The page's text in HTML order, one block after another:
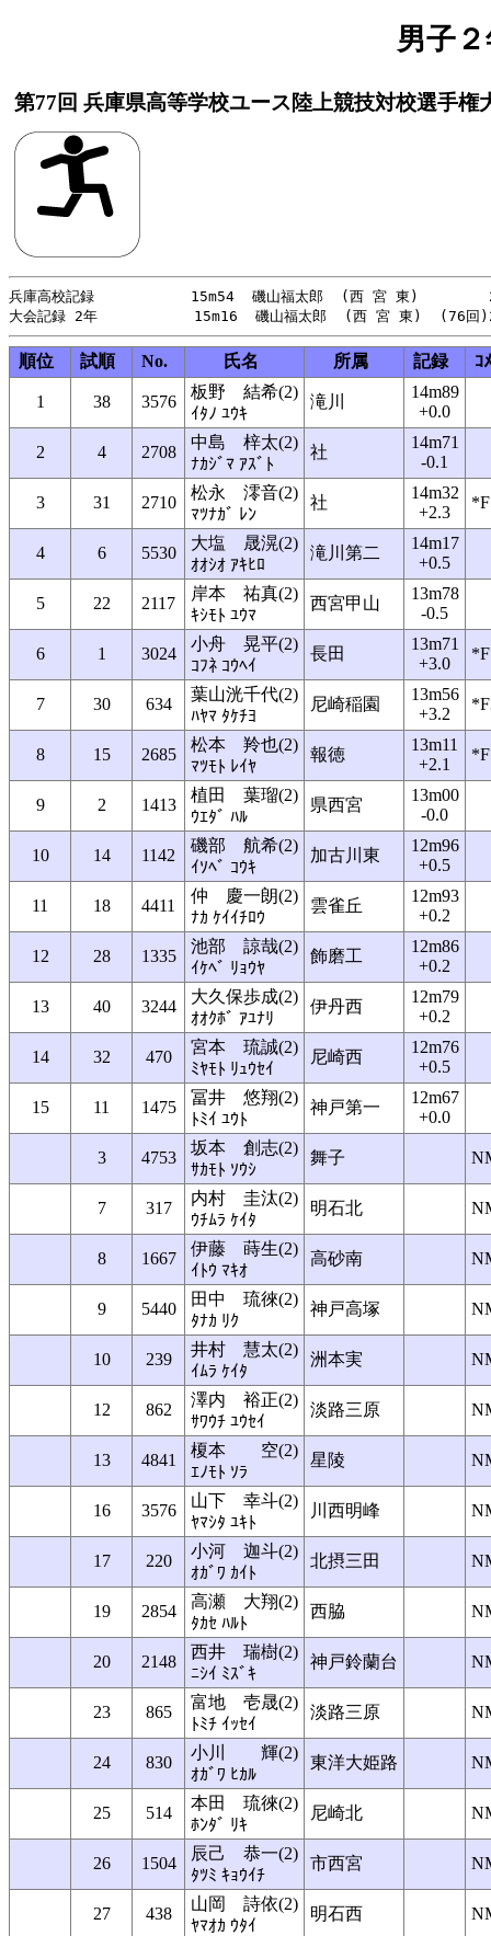
男子
第77回 兵庫県高等学校ユース陸上競技対校選手権
兵庫高校記録           15m54  磯山福太郎  (西 宮 東)
順位 試順 No. 氏名 所属 記録 ｺ
1 38 3576
板野 結希(2)
ｲﾀﾉ ﾕｳｷ
滝川
14m89
+0.0
2 4 2708
中島 梓太(2)
ﾅｶｼﾞﾏ ｱｽﾞﾄ
社
14m71
-0.1
3 31 2710
松永 澪音(2)
ﾏﾂﾅｶﾞ ﾚﾝ
社
14m32
+2.3
4 6 5530
大塩 晟滉(2)
ｵｵｼｵ ｱｷﾋﾛ
滝川第二
14m17
+0.5
5 22 2117
岸本 祐真(2)
ｷｼﾓﾄ ﾕｳﾏ
西宮甲山
13m78
-0.5
6 1 3024
小舟 晃平(2)
ｺﾌﾈ ｺｳﾍｲ
長田
13m71
+3.0
7 30 634
葉山洸千代(2)
ﾊﾔﾏ ﾀｹﾁﾖ
尼崎稲園
13m56
+3.2
8 15 2685
松本 羚也(2)
ﾏﾂﾓﾄ ﾚｲﾔ
報徳
13m11
+2.1
9 2 1413
植田 葉瑠(2)
ｳｴﾀﾞ ﾊﾙ
県西宮
13m00
-0.0
10 14 1142
磯部 航希(2)
ｲｿﾍﾞ ｺｳｷ
加古川東
12m96
+0.5
11 18 4411
仲 慶一朗(2)
ﾅｶ ｹｲｲﾁﾛｳ
雲雀丘
12m93
+0.2
12 28 1335
池部 諒哉(2)
ｲｹﾍﾞ ﾘｮｳﾔ
飾磨工
12m86
+0.2
13 40 3244
大久保歩成(2)
ｵｵｸﾎﾞ ｱﾕﾅﾘ
伊丹西
12m79
+0.2
14 32 470
宮本 琉誠(2)
ﾐﾔﾓﾄ ﾘｭｳｾｲ
尼崎西
12m76
+0.5
15 11 1475
冨井 悠翔(2)
ﾄﾐｲ ﾕｳﾄ
神戸第一
12m67
+0.0
3 4753
坂本 創志(2)
ｻｶﾓﾄ ｿｳｼ
舞子
7 317
内村 圭汰(2)
ｳﾁﾑﾗ ｹｲﾀ
明石北
8 1667
伊藤 蒔生(2)
ｲﾄｳ ﾏｷｵ
高砂南
9 5440
田中 琉徠(2)
ﾀﾅｶ ﾘｸ
神戸高塚
10 239
井村 慧太(2)
ｲﾑﾗ ｹｲﾀ
洲本実
12 862
澤内 裕正(2)
ｻﾜｳﾁ ﾕｳｾｲ
淡路三原
13 4841
榎本 空(2)
ｴﾉﾓﾄ ｿﾗ
星陵
16 3576
山下 幸斗(2)
ﾔﾏｼﾀ ﾕｷﾄ
川西明峰
17 220
小河 迦斗(2)
ｵｶﾞﾜ ｶｲﾄ
北摂三田
19 2854
高瀬 大翔(2)
ﾀｶｾ ﾊﾙﾄ
西脇
20 2148
西井 瑞樹(2)
ﾆｼｲ ﾐｽﾞｷ
神戸鈴蘭台
23 865
富地 壱晟(2)
ﾄﾐﾁ ｲｯｾｲ
淡路三原
24 830
小川 輝(2)
ｵｶﾞﾜ ﾋｶﾙ
東洋大姫路
25 514
本田 琉徠(2)
ﾎﾝﾀﾞ ﾘｷ
尼崎北
26 1504
辰己 恭一(2)
ﾀﾂﾐ ｷｮｳｲﾁ
市西宮
27 438
山岡 詩依(2)
ﾔﾏｵｶ ｳﾀｲ
明石西